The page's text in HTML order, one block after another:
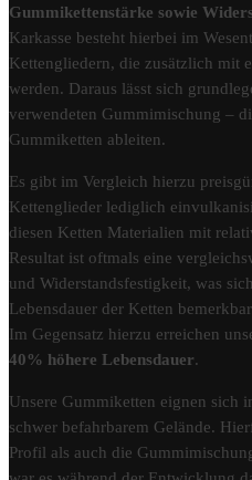
Gummikettenstärke sowie
Karkasse besteht hierbei im
Kettengliedern, die zusätzlich mit
werden. Daraus lässt sich
verwendeten Gummimischung –
Gummiketten ableiten.
Es gibt im Vergleich hierzu
Kettenglieder lediglich
diesen Ketten Materialien mit
Resultat ist oftmals eine
und Widerstandsfestigkeit, was
Lebensdauer der Ketten
Im Gegensatz hierzu erreichen
40% höhere Lebensdauer.
Unsere Gummiketten eignen sich
schwer befahrbarem Gelände.
Profil als auch die